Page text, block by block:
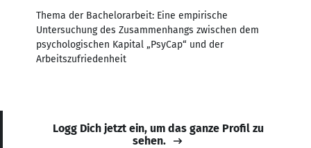
Thema der Bachelorarbeit: Eine empirische
Untersuchung des Zusammenhangs zwischen dem
psychologischen Kapital „PsyCap“ und der
Arbeitszufriedenheit
Logg Dich jetzt ein, um das ganze Profil zu
sehen.